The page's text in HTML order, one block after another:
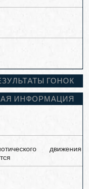
ГОНОК
ИНФОРМАЦИЯ
движения